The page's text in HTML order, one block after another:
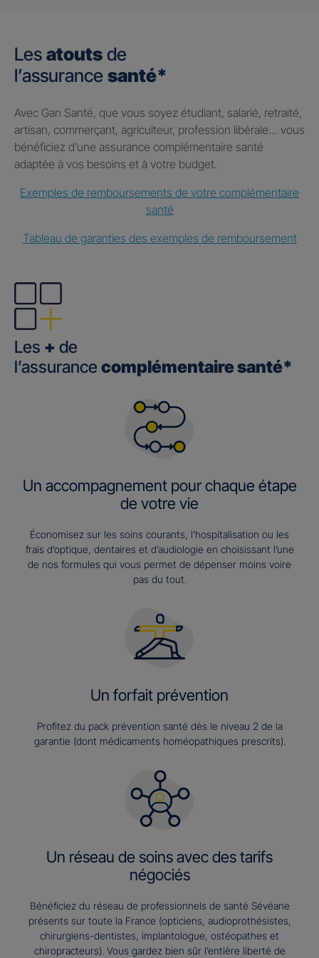
Les atouts de
l’assurance santé*
Avec Gan Santé, que vous soyez étudiant, salarié, retraité,
artisan, commerçant, agriculteur, profession libérale… vous
bénéficiez d’une assurance complémentaire santé
adaptée à vos besoins et à votre budget.
Exemples de remboursements de votre complémentaire
santé
Tableau de garanties des exemples de remboursement
Les + de
l’assurance complémentaire santé*
Un accompagnement pour chaque étape
de votre vie
Économisez sur les soins courants, l’hospitalisation ou les
frais d’optique, dentaires et d’audiologie en choisissant l’une
de nos formules qui vous permet de dépenser moins voire
pas du tout.
Un forfait prévention
Profitez du pack prévention santé dès le niveau 2 de la
garantie (dont médicaments homéopathiques prescrits).
Un réseau de soins avec des tarifs
négociés
Bénéficiez du réseau de professionnels de santé Sévéane
présents sur toute la France (opticiens, audioprothésistes,
chirurgiens-dentistes, implantologue, ostéopathes et
chiropracteurs). Vous gardez bien sûr l’entière liberté de